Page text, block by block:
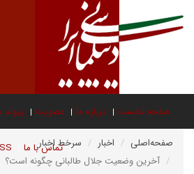
صفحه نخست درباره ما عضویت پیوند
تماس با ما صفحه‌اصلی اخبار
سرخط اخبار
آخرین وضعیت جلال طالبانی چگونه است؟